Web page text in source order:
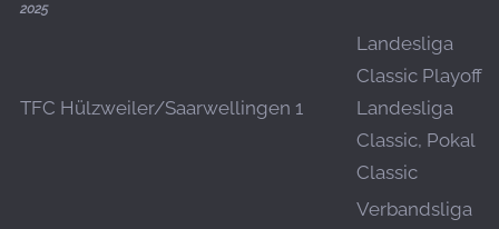
2025
TFC Hülzweiler/Saarwellingen 1
Landesliga
Classic Playoff,
Landesliga
Classic, Pokal
Classic
Verbandsliga